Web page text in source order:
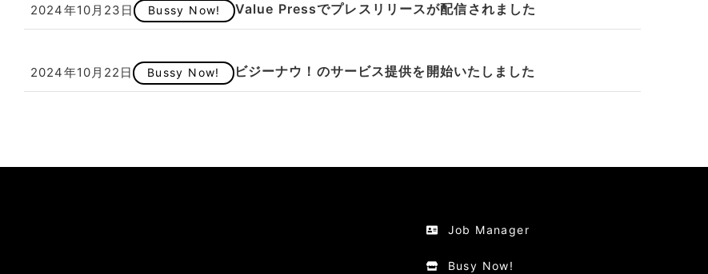
2024年10月23日 Bussy Now! Value Pressでプレスリリースが配信されました
2024年10月22日 Bussy Now! ビジーナウ！のサービス提供を開始いたしました
Job Manager
Busy Now!